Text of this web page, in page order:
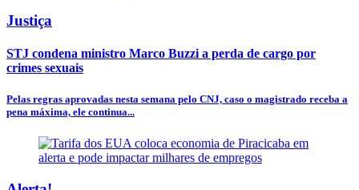
Justiça
STJ condena ministro Marco Buzzi a perda de cargo por
crimes sexuais
Pelas regras aprovadas nesta semana pelo CNJ, caso o magistrado receba a
pena máxima, ele continua...